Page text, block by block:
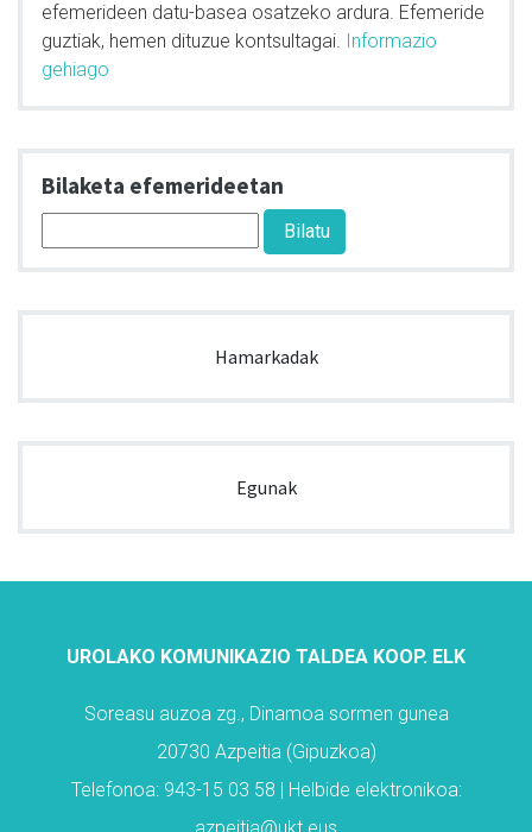
efemerideen datu-basea osatzeko ardura. Efemeride
guztiak, hemen dituzue kontsultagai. Informazio
gehiago
Bilaketa efemerideetan
Hamarkadak
Egunak
UROLAKO KOMUNIKAZIO TALDEA KOOP. ELK
Soreasu auzoa zg., Dinamoa sormen gunea
20730 Azpeitia (Gipuzkoa)
Telefonoa: 943-15 03 58 | Helbide elektronikoa: